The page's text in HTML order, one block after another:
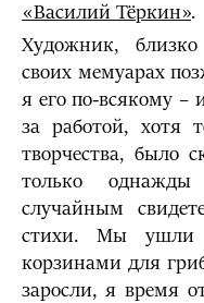
«Василий Тёркин».
Художник,
своих мемуарах
я его по-всякому –
за работой, хотя
творчества, было
только
случайным
стихи. Мы ушли
корзинами для
заросли, я время